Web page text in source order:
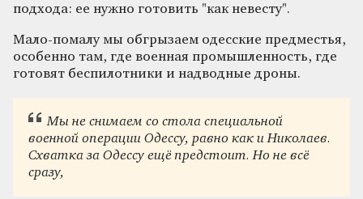
подхода: ее нужно готовить "как невесту".
Мало-помалу мы обгрызаем одесские предместья,
особенно там, где военная промышленность, где
готовят беспилотники и надводные дроны.
Мы не снимаем со стола специальной
военной операции Одессу, равно как и Николаев.
Схватка за Одессу ещё предстоит. Но не всё
сразу,